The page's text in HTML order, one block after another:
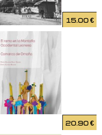
15.00 €
20.90 €